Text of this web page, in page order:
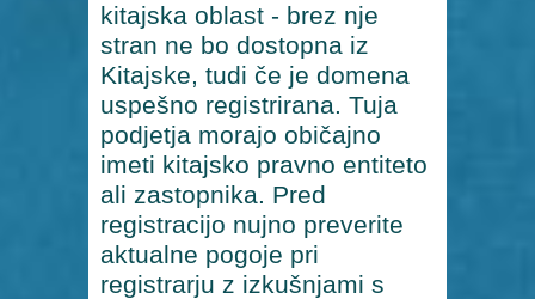
kitajska oblast - brez nje
stran ne bo dostopna iz
Kitajske, tudi če je domena
uspešno registrirana. Tuja
podjetja morajo običajno
imeti kitajsko pravno entiteto
ali zastopnika. Pred
registracijo nujno preverite
aktualne pogoje pri
registrarju z izkušnjami s